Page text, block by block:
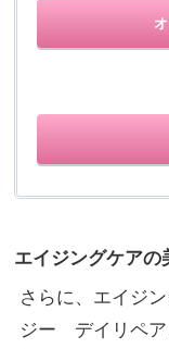
エイジングケアの
さらに、エイジ
ジー デイリペア